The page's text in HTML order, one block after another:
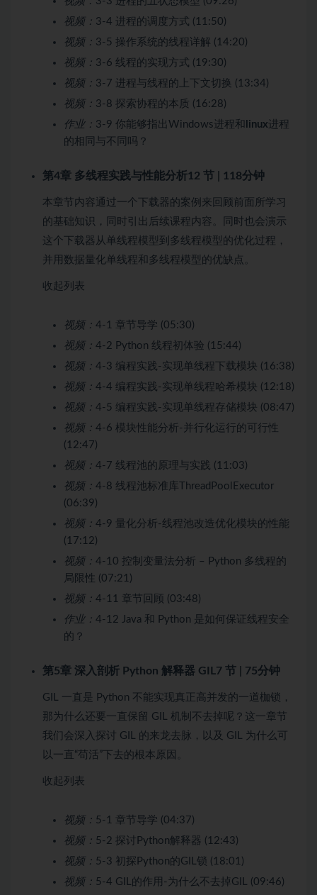
视频： 3-4 进程的调度方式 (11:50)
视频： 3-5 操作系统的线程详解 (14:20)
视频： 3-6 线程的实现方式 (19:30)
视频： 3-7 进程与线程的上下文切换 (13:34)
视频： 3-8 探索协程的本质 (16:28)
作业： 3-9 你能够指出Windows进程和 linux进程
的相同与不同吗？
第4章 多线程实践与性能分析12 节 | 118分钟
本章节内容通过一个下载器的案例来回顾前面所学习
的基础知识，同时引出后续课程内容。同时也会演示
这个下载器从单线程模型到多线程模型的优化过程，
并用数据量化单线程和多线程模型的优缺点。
收起列表
视频： 4-1 章节导学 (05:30)
视频： 4-2 Python 线程初体验 (15:44)
视频： 4-3 编程实践-实现单线程下载模块 (16:38)
视频： 4-4 编程实践-实现单线程哈希模块 (12:18)
视频： 4-5 编程实践-实现单线程存储模块 (08:47)
视频： 4-6 模块性能分析-并行化运行的可行性
(12:47)
视频： 4-7 线程池的原理与实践 (11:03)
视频： 4-8 线程池标准库ThreadPoolExecutor
(06:39)
视频： 4-9 量化分析-线程池改造优化模块的性能
(17:12)
视频： 4-10 控制变量法分析 – Python 多线程的
局限性 (07:21)
视频： 4-11 章节回顾 (03:48)
作业： 4-12 Java 和 Python 是如何保证线程安全
的？
第5章 深入剖析 Python 解释器 GIL7 节 | 75分钟
GIL 一直是 Python 不能实现真正高并发的一道枷锁，
那为什么还要一直保留 GIL 机制不去掉呢？这一章节
我们会深入探讨 GIL 的来龙去脉，以及 GIL 为什么可
以一直“苟活”下去的根本原因。
收起列表
视频： 5-1 章节导学 (04:37)
视频： 5-2 探讨Python解释器 (12:43)
视频： 5-3 初探Python的GIL锁 (18:01)
视频： 5-4 GIL的作用-为什么不去掉GIL (09:46)